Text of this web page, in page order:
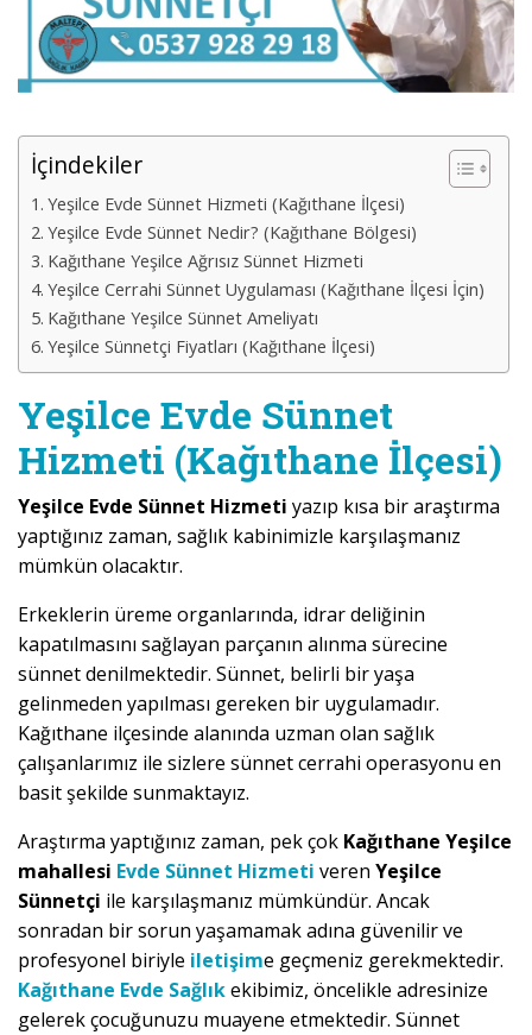
İçindekiler
Yeşilce Evde Sünnet Hizmeti (Kağıthane İlçesi)
Yeşilce Evde Sünnet Nedir? (Kağıthane Bölgesi)
Kağıthane Yeşilce Ağrısız Sünnet Hizmeti
Yeşilce Cerrahi Sünnet Uygulaması (Kağıthane İlçesi İçin)
Kağıthane Yeşilce Sünnet Ameliyatı
Yeşilce Sünnetçi Fiyatları (Kağıthane İlçesi)
Yeşilce Evde Sünnet
Hizmeti (Kağıthane İlçesi)
Yeşilce Evde Sünnet Hizmeti yazıp kısa bir araştırma
yaptığınız zaman, sağlık kabinimizle karşılaşmanız
mümkün olacaktır.
Erkeklerin üreme organlarında, idrar deliğinin
kapatılmasını sağlayan parçanın alınma sürecine
sünnet denilmektedir. Sünnet, belirli bir yaşa
gelinmeden yapılması gereken bir uygulamadır.
Kağıthane ilçesinde alanında uzman olan sağlık
çalışanlarımız ile sizlere sünnet cerrahi operasyonu en
basit şekilde sunmaktayız.
Araştırma yaptığınız zaman, pek çok Kağıthane Yeşilce
mahallesi Evde Sünnet Hizmeti veren Yeşilce
Sünnetçi ile karşılaşmanız mümkündür. Ancak
sonradan bir sorun yaşamamak adına güvenilir ve
profesyonel biriyle iletişime geçmeniz gerekmektedir.
Kağıthane Evde Sağlıkekibimiz, öncelikle adresinize
gelerek çocuğunuzu muayene etmektedir. Sünnet